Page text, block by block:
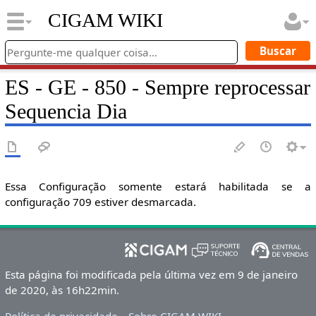
CIGAM WIKI
ES - GE - 850 - Sempre reprocessar
Sequencia Dia
Essa Configuração somente estará habilitada se a
configuração 709 estiver desmarcada.
Esta página foi modificada pela última vez em 9 de janeiro
de 2020, às 16h22min.